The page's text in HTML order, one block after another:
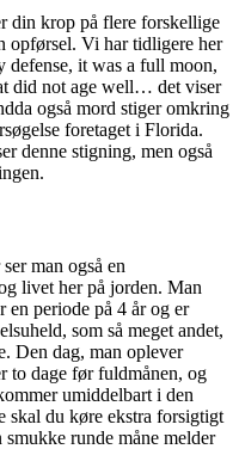
din krop på flere forskellige
opførsel. Vi har tidligere her
defense, it was a full moon,
did not age well… det viser
også mord stiger omkring
foretaget i Florida.
denne stigning, men også
man også en
livet her på jorden. Man
en periode på 4 år og er
som så meget andet,
Den dag, man oplever
to dage før fuldmånen, og
umiddelbart i den
skal du køre ekstra forsigtigt
runde måne melder